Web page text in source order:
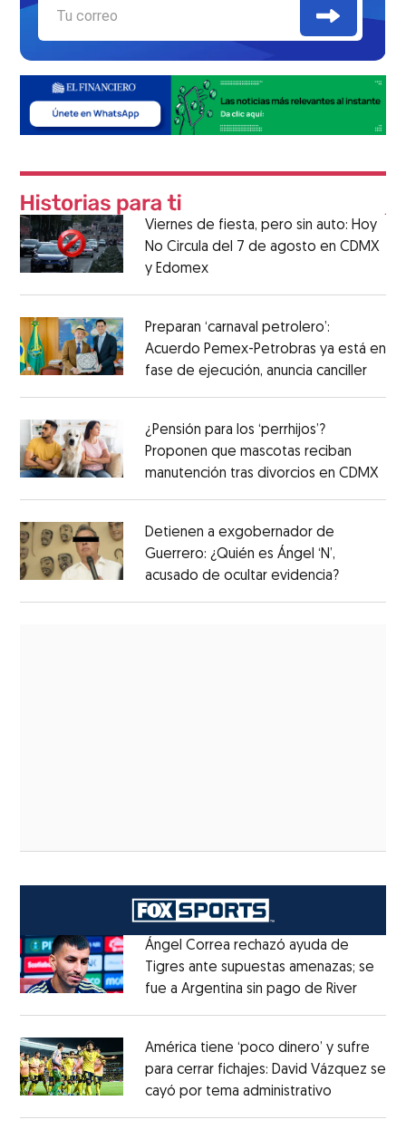
Viernes de fiesta, pero sin auto: Hoy
No Circula del 7 de agosto en CDMX
y Edomex
Preparan ‘carnaval petrolero’:
Acuerdo Pemex-Petrobras ya está en
fase de ejecución, anuncia canciller
¿Pensión para los ‘perrhijos’?
Proponen que mascotas reciban
manutención tras divorcios en CDMX
Detienen a exgobernador de
Guerrero: ¿Quién es Ángel ‘N’,
acusado de ocultar evidencia?
Ángel Correa rechazó ayuda de
Tigres ante supuestas amenazas; se
fue a Argentina sin pago de RiverOpens
América tiene ‘poco dinero’ y sufre
para cerrar fichajes: David Vázquez se
cayó por tema administrativo